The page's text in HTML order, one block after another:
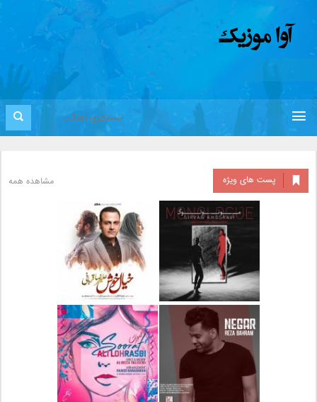
پست های ویژه مشاهده همه
دانلود آلبوم جدید سیروان
خسروی بنام مونولوگ
دانلود آهنگ جدید علیرضا
قربانی بنام خیال خوش